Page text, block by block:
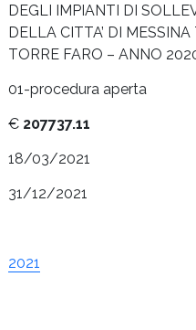
DEGLI IMPIANTI DI
DELLA CITTA’ DI
TORRE FARO – ANNO
01-procedura aperta
€ 207737.11
18/03/2021
31/12/2021
2021